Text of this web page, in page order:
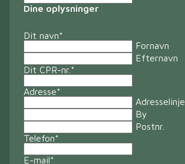
Dine oplysninger
Dit navn*
Fornavn
Efternavn
Dit CPR-nr. *
Adresse*
Adresselinje
By
Postnr.
Telefon*
E-mail*